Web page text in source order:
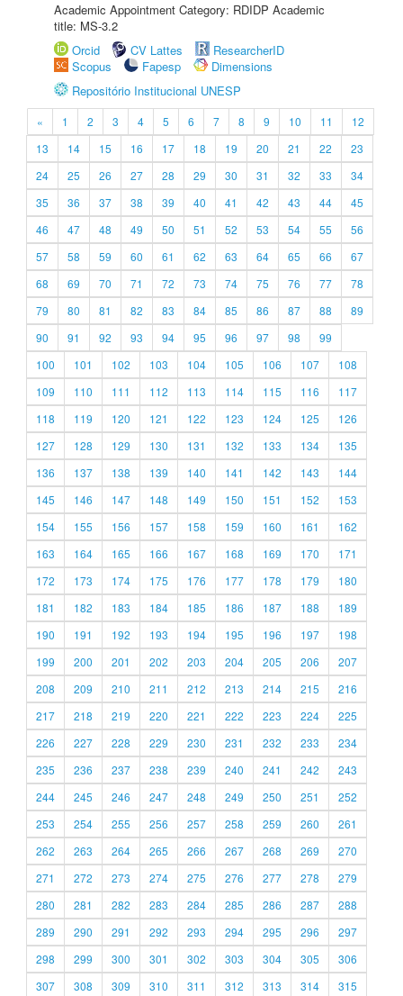
Academic Appointment Category: RDIDP Academic
title: MS-3.2
Orcid
CV Lattes
ResearcherID
Scopus
Fapesp
Dimensions
Repositório Institucional UNESP
« 1 2 3 4 5 6 7 8 9 10 11
12
13
14 15 16 17 18 19 20 21 22
23
24
25 26 27 28 29 30 31 32 33
34
35
36 37 38 39 40 41 42 43 44
45
46
47 48 49 50 51 52 53 54 55
56
57
58 59 60 61 62 63 64 65 66
67
68
69 70 71 72 73 74 75 76 77
78
79
80 81 82 83 84 85 86 87 88
89
90
91 92 93 94 95 96 97 98
99
100
101 102 103 104 105 106 107
108
109
110 111 112 113 114 115 116
117
118
119 120 121 122 123 124 125
126
127
128 129 130 131 132 133 134
135
136
137 138 139 140 141 142 143
144
145
146 147 148 149 150 151 152
153
154
155 156 157 158 159 160 161
162
163
164 165 166 167 168 169 170
171
172
173 174 175 176 177 178 179
180
181
182 183 184 185 186 187 188
189
190
191 192 193 194 195 196 197
198
199
200 201 202 203 204 205 206
207
208
209 210 211 212 213 214 215
216
217
218 219 220 221 222 223 224
225
226
227 228 229 230 231 232 233
234
235
236 237 238 239 240 241 242
243
244
245 246 247 248 249 250 251
252
253
254 255 256 257 258 259 260
261
262
263 264 265 266 267 268 269
270
271
272 273 274 275 276 277 278
279
280
281 282 283 284 285 286 287
288
289
290 291 292 293 294 295 296
297
298
299 300 301 302 303 304 305
306
307
308 309 310 311 312 313 314 315